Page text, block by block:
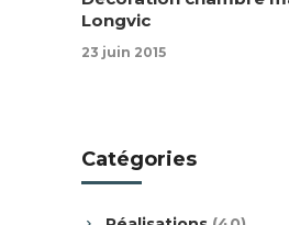
Longvic
23 juin 2015
Catégories